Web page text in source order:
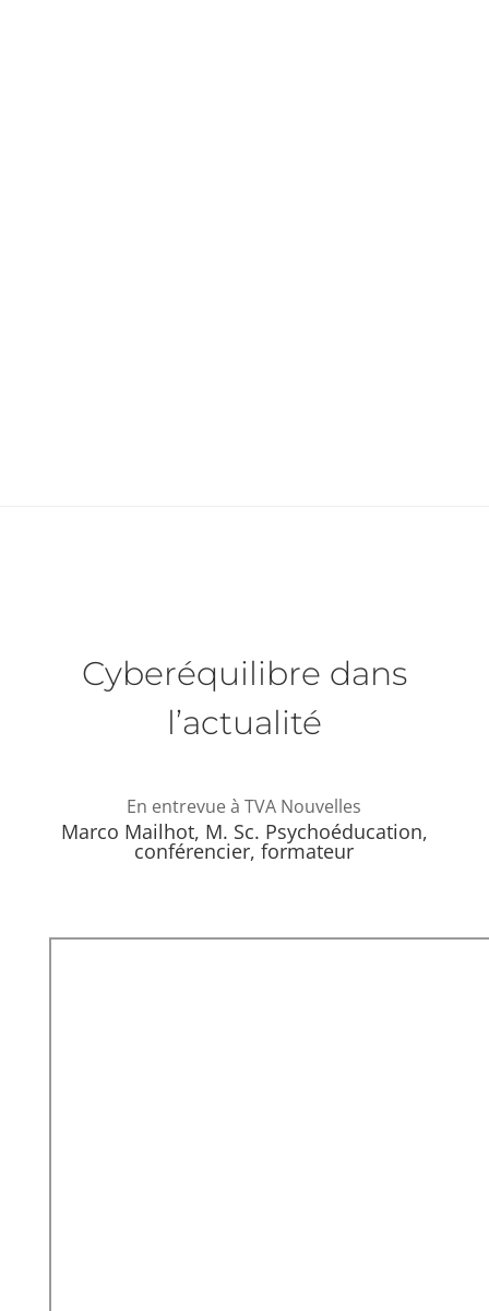
Cyberéquilibre dans
l’actualité
En entrevue à TVA Nouvelles
Marco Mailhot, M. Sc. Psychoéducation,
conférencier, formateur